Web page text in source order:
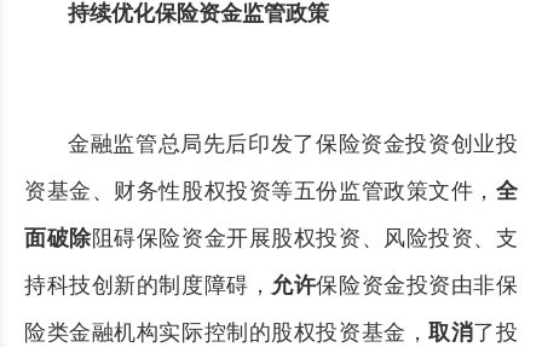
持续优化保险资金监管政策
金融监管总局先后印发了保险资金投资创业投
资基金、财务性股权投资等五份监管政策文件， 全
面破除阻碍保险资金开展股权投资、风险投资、支
持科技创新的制度障碍， 允许保险资金投资由非保
险类金融机构实际控制的股权投资基金，取消了投